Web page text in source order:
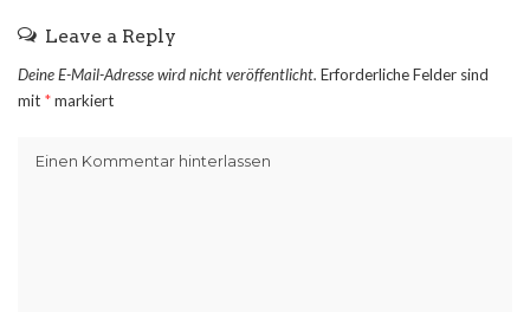
Leave a Reply
Deine E-Mail-Adresse wird nicht veröffentlicht. Erforderliche Felder sind
mit *markiert